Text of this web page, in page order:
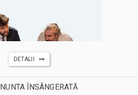
DETALII
NUNTA ÎNSÂNGERATĂ